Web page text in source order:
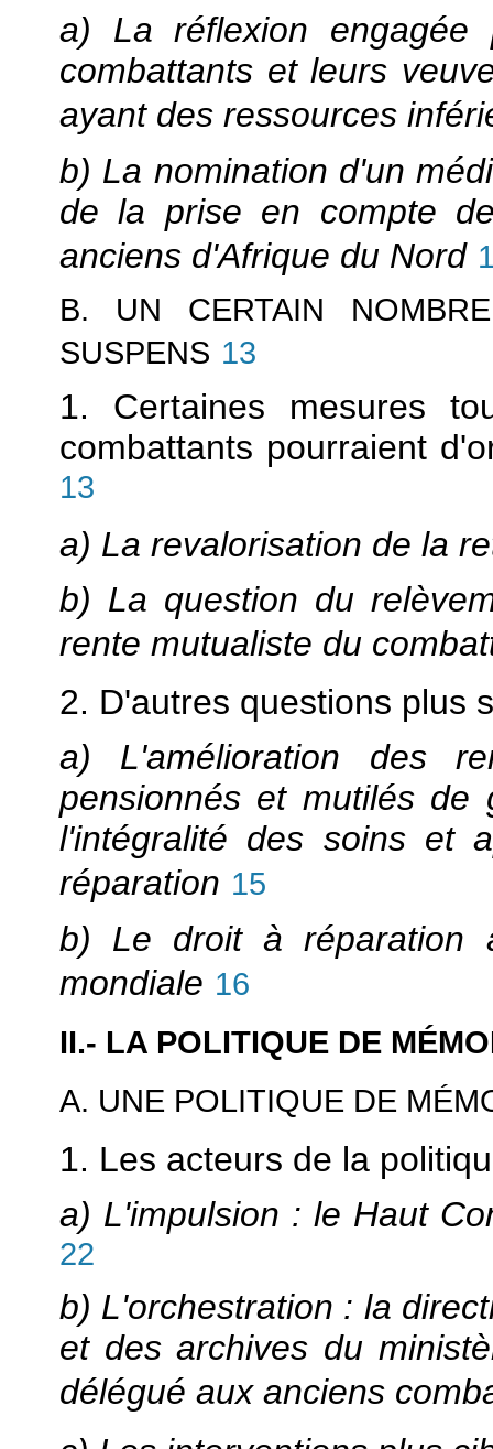
a) La réflexion
combattants et leurs
ayant des ressources
b) La nomination d'un
de la prise en compte
anciens d'Afrique du Nord
B. UN CERTAIN
SUSPENS 13
1. Certaines mesures
combattants pourraient
13
a) La revalorisation de la
b) La question du
rente mutualiste du
2. D'autres questions plus
a) L'amélioration des
pensionnés et mutilés
l'intégralité des soins et
réparation 15
b) Le droit à réparation
mondiale 16
II.- LA POLITIQUE DE
A. UNE POLITIQUE DE
1. Les acteurs de la
a) L'impulsion : le Haut
22
b) L'orchestration : la
et des archives du
délégué aux anciens